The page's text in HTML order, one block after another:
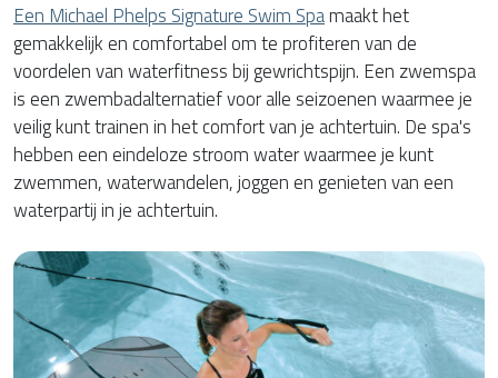
Een Michael Phelps Signature Swim Spamaakt het
gemakkelijk en comfortabel om te profiteren van de
voordelen van waterfitness bij gewrichtspijn. Een zwemspa
is een zwembadalternatief voor alle seizoenen waarmee je
veilig kunt trainen in het comfort van je achtertuin. De spa's
hebben een eindeloze stroom water waarmee je kunt
zwemmen, waterwandelen, joggen en genieten van een
waterpartij in je achtertuin.